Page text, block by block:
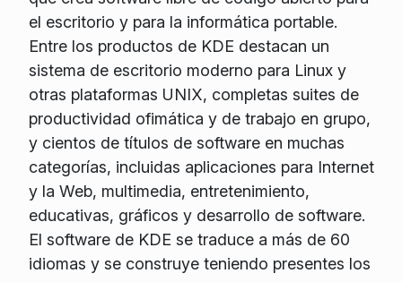
el escritorio y para la informática portable.
Entre los productos de KDE destacan un
sistema de escritorio moderno para Linux y
otras plataformas UNIX, completas suites de
productividad ofimática y de trabajo en grupo,
y cientos de títulos de software en muchas
categorías, incluidas aplicaciones para Internet
y la Web, multimedia, entretenimiento,
educativas, gráficos y desarrollo de software.
El software de KDE se traduce a más de 60
idiomas y se construye teniendo presentes los